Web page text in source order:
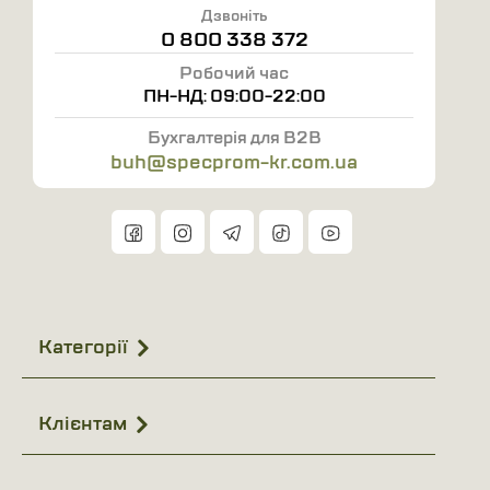
Дзвоніть
0 800 338 372
Робочий час
ПН-НД: 09:00-22:00
Бухгалтерія для B2B
buh@specprom-kr.com.ua
Категорії
Клієнтам